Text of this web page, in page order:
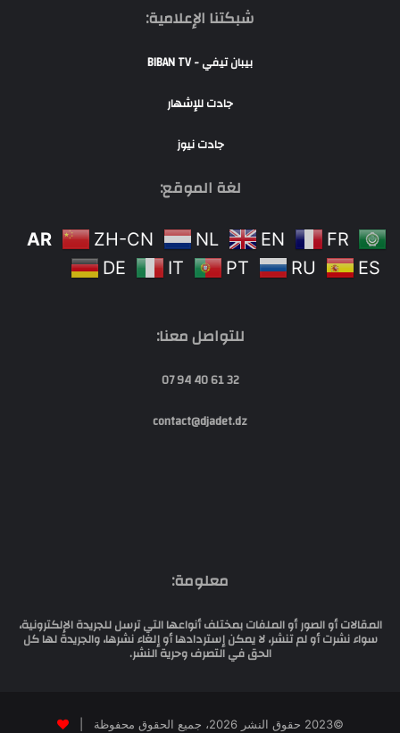
شبكتنا الإعلامية:
بيبان تيفي - BIBAN TV
جادت للإشهار
جادت نيوز
لغة الموقع:
AR ZH-CN NL EN
FR
DE
IT PT RU ES
للتواصل معنا:
32 61 40 94 07
contact@djadet.dz
معلومة:
المقالات أو الصور أو الملفات بمختلف أنواعها التي ترسل للجريدة الإلكترونية،
سواء نشرت أو لم تنشر، لا يمكن إستردادها أو إلغاء نشرها، والجريدة لها كل
الحق في التصرف وحرية النشر.
©2023 حقوق النشر 2026، جميع الحقوق محفوظة |